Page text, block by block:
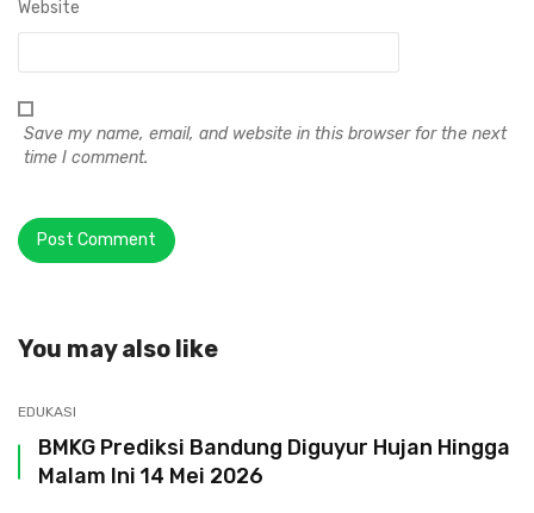
Website
Save my name, email, and website in this browser for the next
time I comment.
You may also like
EDUKASI
BMKG Prediksi Bandung Diguyur Hujan Hingga
Malam Ini 14 Mei 2026